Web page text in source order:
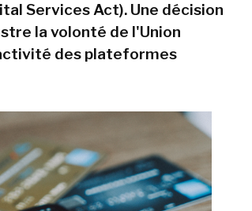
Services Act). Une décision
la volonté de l'Union
des plateformes